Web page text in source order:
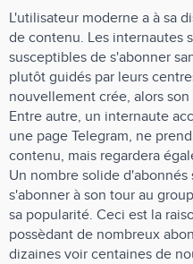
L'utilisateur moderne a à sa
de contenu. Les internautes
susceptibles de s'abonner
plutôt guidés par leurs
nouvellement crée, alors
Entre autre, un internaute
une page Telegram, ne
contenu, mais regardera
Un nombre solide
s'abonner à son tour au
sa popularité. Ceci est la
possèdant de nombreux
dizaines voir centaines de